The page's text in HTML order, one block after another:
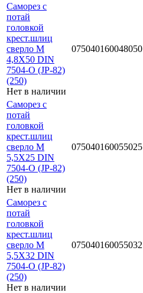
Саморез с
потай
головкой
крест.шлиц
сверло М
4,8Х50 DIN
7504-O (JP-82)
(250)
Нет в наличии
075040160048050
Саморез с
потай
головкой
крест.шлиц
сверло М
5,5Х25 DIN
7504-O (JP-82)
(250)
Нет в наличии
075040160055025
Саморез с
потай
головкой
крест.шлиц
сверло М
5,5Х32 DIN
7504-O (JP-82)
(250)
Нет в наличии
075040160055032